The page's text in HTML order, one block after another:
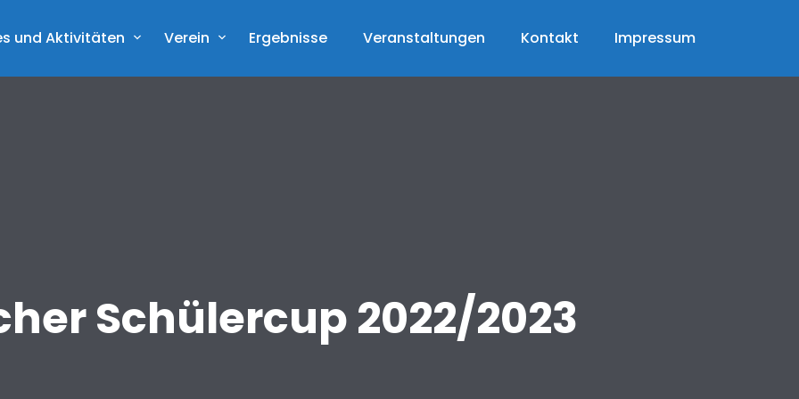
und Aktivitäten Verein Ergebnisse Veranstaltungen Kontakt Impressum
Schülercup 2022/2023